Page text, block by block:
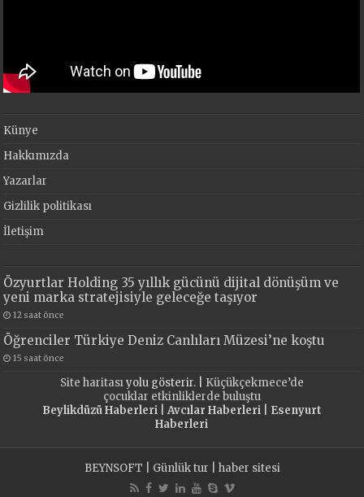
Künye
Hakkımızda
Yazarlar
Gizlilik politikası
İletişim
Özyurtlar Holding 35 yıllık gücünü dijital dönüşüm ve
yeni marka stratejisiyle geleceğe taşıyor
12 saat önce
Öğrenciler Türkiye Deniz Canlıları Müzesi’ne koştu
15 saat önce
Site haritasıyolu gösterir. | Küçükçekmece’de
çocuklar etkinliklerde buluştu
Beylikdüzü Haberleri| Avcılar Haberleri| Esenyurt
Haberleri
BEYNSOFT Günlük tur haber sitesi